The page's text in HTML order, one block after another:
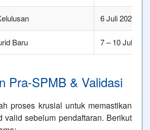
6 Juli 2026
Baru 7 – 10 Juli
Pra-SPMB & Validasi
proses krusial untuk memastikan
valid sebelum pendaftaran. Berikut